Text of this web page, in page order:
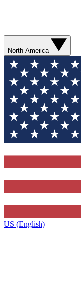
North America
US (English)